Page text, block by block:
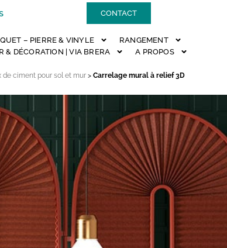
CONTACT
– PIERRE & VINYLE
RANGEMENT
& DÉCORATION | VIA BRERA A PROPOS
de ciment pour sol et mur >Carrelage mural à relief 3D